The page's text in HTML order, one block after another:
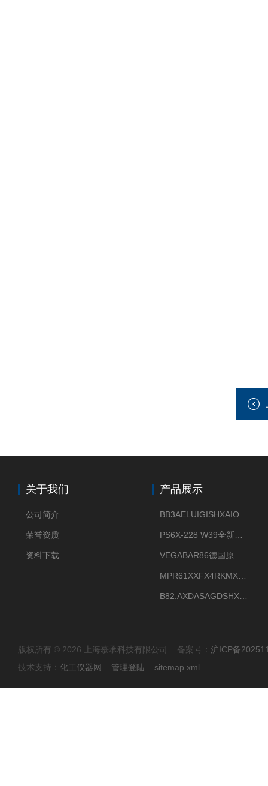
关于我们
公司简介
荣誉资质
资料下载
产品展示
版权所有 © 2026 上海慕承科技有限公司 备案号： 沪ICP备
技术支持： 化工仪器网 管理登陆 sitemap.xml